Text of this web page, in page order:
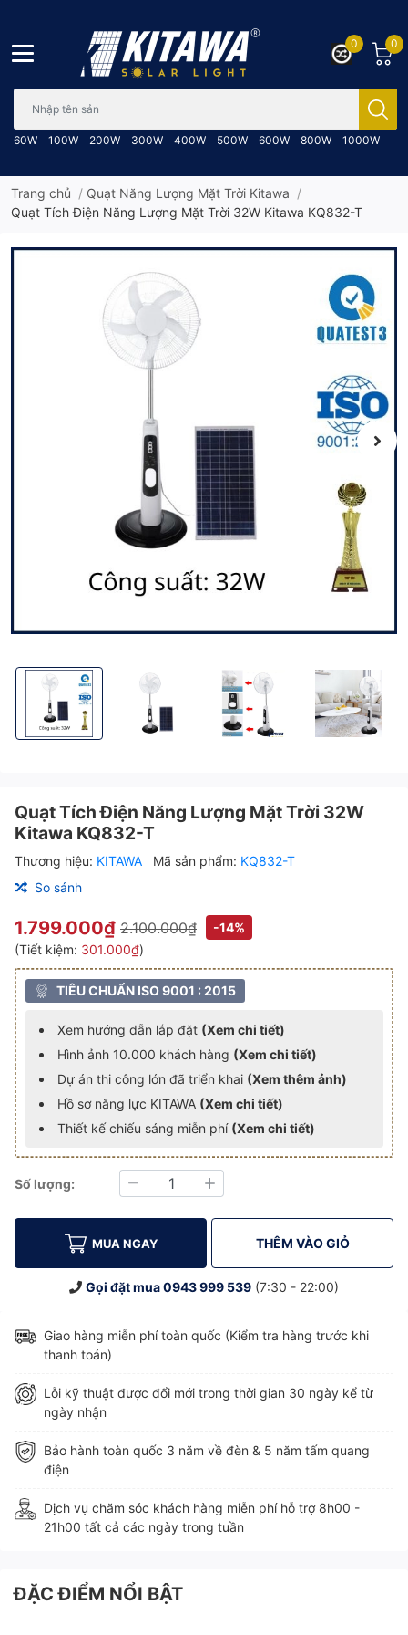
60W 100W 200W 300W 400W 500W 600W 800W 1000W
0
0
Trang chủ / Quạt Năng Lượng Mặt Trời Kitawa /
Quạt Tích Điện Năng Lượng Mặt Trời 32W Kitawa KQ832-T
Quạt Tích Điện Năng Lượng Mặt Trời 32W Kitawa KQ832-T
Quạt Tích Điện Năng Lượng Mặt Trời 32W
Quạt Tích Điện Năng Lượng
Quạt Tích Điện
Quạt Tích Điện Năng Lượng Mặt Trời 32W
Kitawa KQ832-T
Thương hiệu: KITAWA Mã sản phẩm: KQ832-T
So sánh
1.799.000₫ 2.100.000₫
-14%
(Tiết kiệm: 301.000₫)
TIÊU CHUẨN ISO 9001 : 2015
Xem hướng dẫn lắp đặt (Xem chi tiết)
Hình ảnh 10.000 khách hàng (Xem chi tiết)
Dự án thi công lớn đã triển khai (Xem thêm ảnh)
Hồ sơ năng lực KITAWA (Xem chi tiết)
Thiết kế chiếu sáng miễn phí (Xem chi tiết)
Số lượng:
Giảm Tăng
MUA NGAY THÊM VÀO GIỎ
Gọi đặt mua0943 999 539 (7:30 - 22:00)
Giao hàng miễn phí toàn quốc (Kiểm tra hàng trước khi
thanh toán)
Lỗi kỹ thuật được đổi mới trong thời gian 30 ngày kể từ
ngày nhận
Bảo hành toàn quốc 3 năm về đèn & 5 năm tấm quang
điện
Dịch vụ chăm sóc khách hàng miễn phí hỗ trợ 8h00 -
21h00 tất cả các ngày trong tuần
ĐẶC ĐIỂM NỔI BẬT